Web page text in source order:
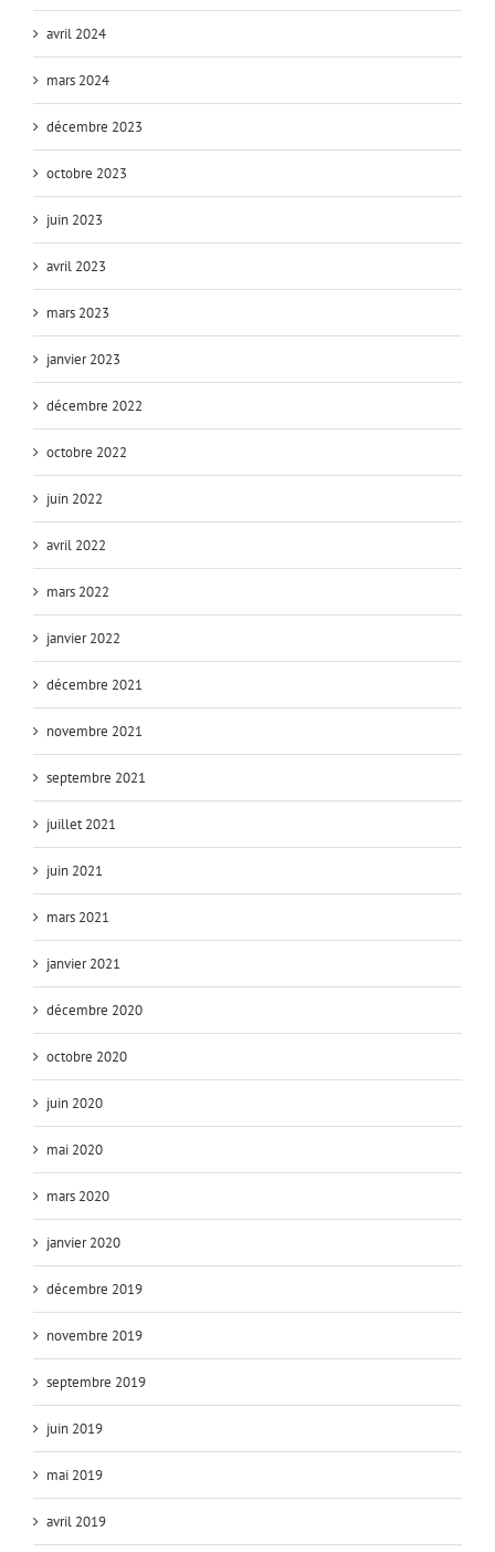
avril 2024
mars 2024
décembre 2023
octobre 2023
juin 2023
avril 2023
mars 2023
janvier 2023
décembre 2022
octobre 2022
juin 2022
avril 2022
mars 2022
janvier 2022
décembre 2021
novembre 2021
septembre 2021
juillet 2021
juin 2021
mars 2021
janvier 2021
décembre 2020
octobre 2020
juin 2020
mai 2020
mars 2020
janvier 2020
décembre 2019
novembre 2019
septembre 2019
juin 2019
mai 2019
avril 2019